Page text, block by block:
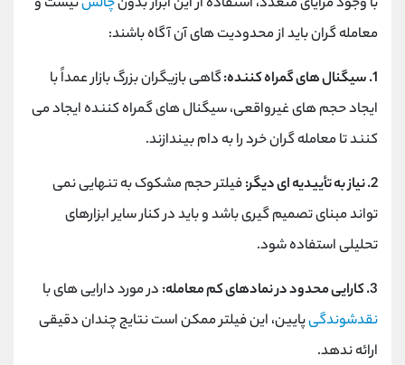
معامله گران باید از محدودیت های آن آگاه باشند:
1. سیگنال های گمراه کننده:
گاهی بازیگران بزرگ بازار عمداً با
ایجاد حجم های غیرواقعی، سیگنال های گمراه کننده ایجاد می
کنند تا معامله گران خرد را به دام بیندازند.
2. نیاز به تأییدیه ای دیگر:
فیلتر حجم مشکوک به تنهایی نمی
تواند مبنای تصمیم گیری باشد و باید در کنار سایر ابزارهای
تحلیلی استفاده شود.
3. کارایی محدود در نمادهای کم معامله:
در مورد دارایی های با
نقدشوندگیپایین، این فیلتر ممکن است نتایج چندان دقیقی
ارائه ندهد.